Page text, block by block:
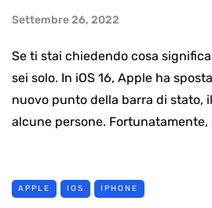
Settembre 26, 2022
Se ti stai chiedendo cosa
sei solo. In iOS 16, Apple ha
nuovo punto della barra di stato,
alcune persone. Fortunatamente,
APPLE IOS IPHONE